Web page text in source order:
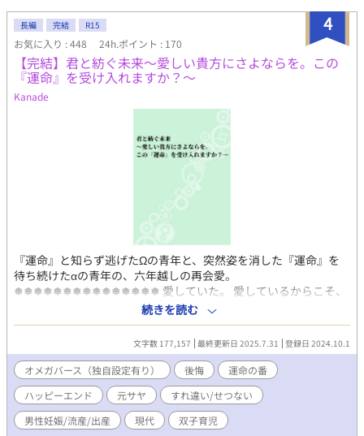
写真と短歌の逃げたら負けのガチンコ勝負が始まった。 ふたりは
お互いの芸術を主張してぶつかり合いながら、アルバム制作を進
める。そのうちに両片想いを自覚していくが、青島は告白待ちし
てしまう。 そして青島のいちばん大切なものが危機に陥る事件が
発生する。ふたりのアルバム計画は決裂してしまう。 高校最後の
夏が、恋が、こんな終わり方でいいのか――？
4
長編 完結 R15
お気に入り : 448 24h.ポイント : 170
【完結】君と紡ぐ未来〜愛しい貴方にさよならを。この
『運命』を受け入れますか？〜
Kanade
『運命』と知らず逃げたΩの青年と、突然姿を消した『運命』を
待ち続けたαの青年の、六年越しの再会愛。
❅❅❅❅❅❅❅❅❅❅❅❅❅❅❅ 愛していた。 愛しているからこそ、
彼の前から消えようと思った。 『あの日』、すぐに彼に連絡して
いたら、何かが変わったのだろうか………。 けれど、後悔しても
もう遅い。時間は戻らない。 ごめんな…。 こんな俺を愛してくれ
てありがとう。 俺も『愛してる』よ。 俺が愛した、ただひとりの
人…。 どうか『幸せ』にー。 ❅❅❅❅❅❅❅❅❅❅❅❅❅❅❅ ・ご都
合主義、独自解釈ありのオメガバース。全人類が妊娠出産出来る
世界観です。男性も子宮を持ち、女性も孕ませる器官を有しま
す。割と普通に同性カップルがいます。 ・初投稿ですので、矛盾
などはお目溢しいただけると幸いです。 ・投稿前に何度も確認し
続きを読む
文字数 177,157 最終更新日 2025.7.31 登録日 2024.10.1
オメガバース（独自設定有り） 後悔
運命の番
ハッピーエンド
元サヤ
すれ違い/せつない
男性妊娠/流産/出産
現代 双子育児